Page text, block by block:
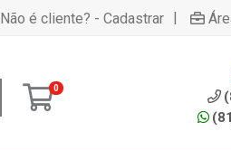
Não é cliente? - Cadastrar |
0